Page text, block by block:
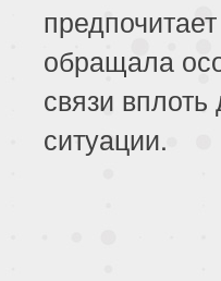
обращала
связи
ситуации.